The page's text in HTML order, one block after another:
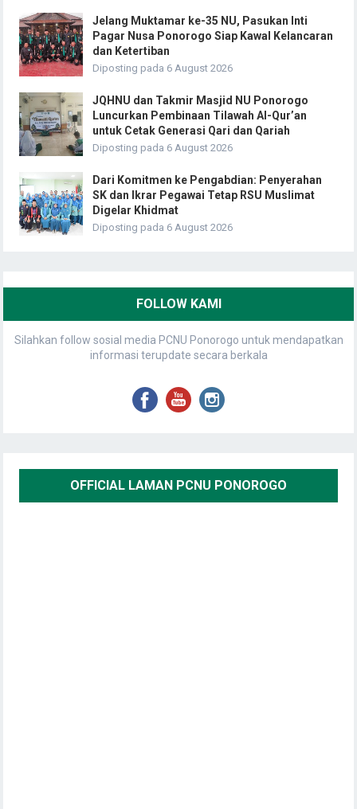
Jelang Muktamar ke-35 NU, Pasukan Inti
Pagar Nusa Ponorogo Siap Kawal Kelancaran
dan Ketertiban
Diposting pada 6 August 2026
JQHNU dan Takmir Masjid NU Ponorogo
Luncurkan Pembinaan Tilawah Al-Qur’an
untuk Cetak Generasi Qari dan Qariah
Diposting pada 6 August 2026
Dari Komitmen ke Pengabdian: Penyerahan
SK dan Ikrar Pegawai Tetap RSU Muslimat
Digelar Khidmat
Diposting pada 6 August 2026
FOLLOW KAMI
Silahkan follow sosial media PCNU Ponorogo untuk mendapatkan
informasi terupdate secara berkala
OFFICIAL LAMAN PCNU PONOROGO